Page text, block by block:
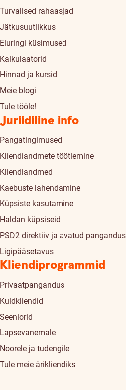
Turvalised rahaasjad
Jätkusuutlikkus
Eluringi küsimused
Kalkulaatorid
Hinnad ja kursid
Meie blogi
Tule tööle!
Juriidiline info
Pangatingimused
Kliendiandmete töötlemine
Kliendiandmed
Kaebuste lahendamine
Küpsiste kasutamine
Haldan küpsiseid
PSD2 direktiiv ja avatud pangandus
Ligipääsetavus
Kliendiprogrammid
Privaatpangandus
Kuldkliendid
Seeniorid
Lapsevanemale
Noorele ja tudengile
Tule meie ärikliendiks